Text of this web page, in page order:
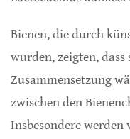
Bienen, die durch
wurden, zeigten,
Zusammensetzung
zwischen den
Insbesondere werden